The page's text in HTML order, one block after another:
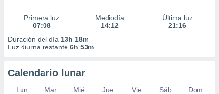
Primera luz
07:08
Mediodía
14:12
Última luz
21:16
Duración del día 13h 18m
Luz diurna restante 6h 53m
Calendario lunar
Lun Mar Mié Jue Vie Sáb
Dom